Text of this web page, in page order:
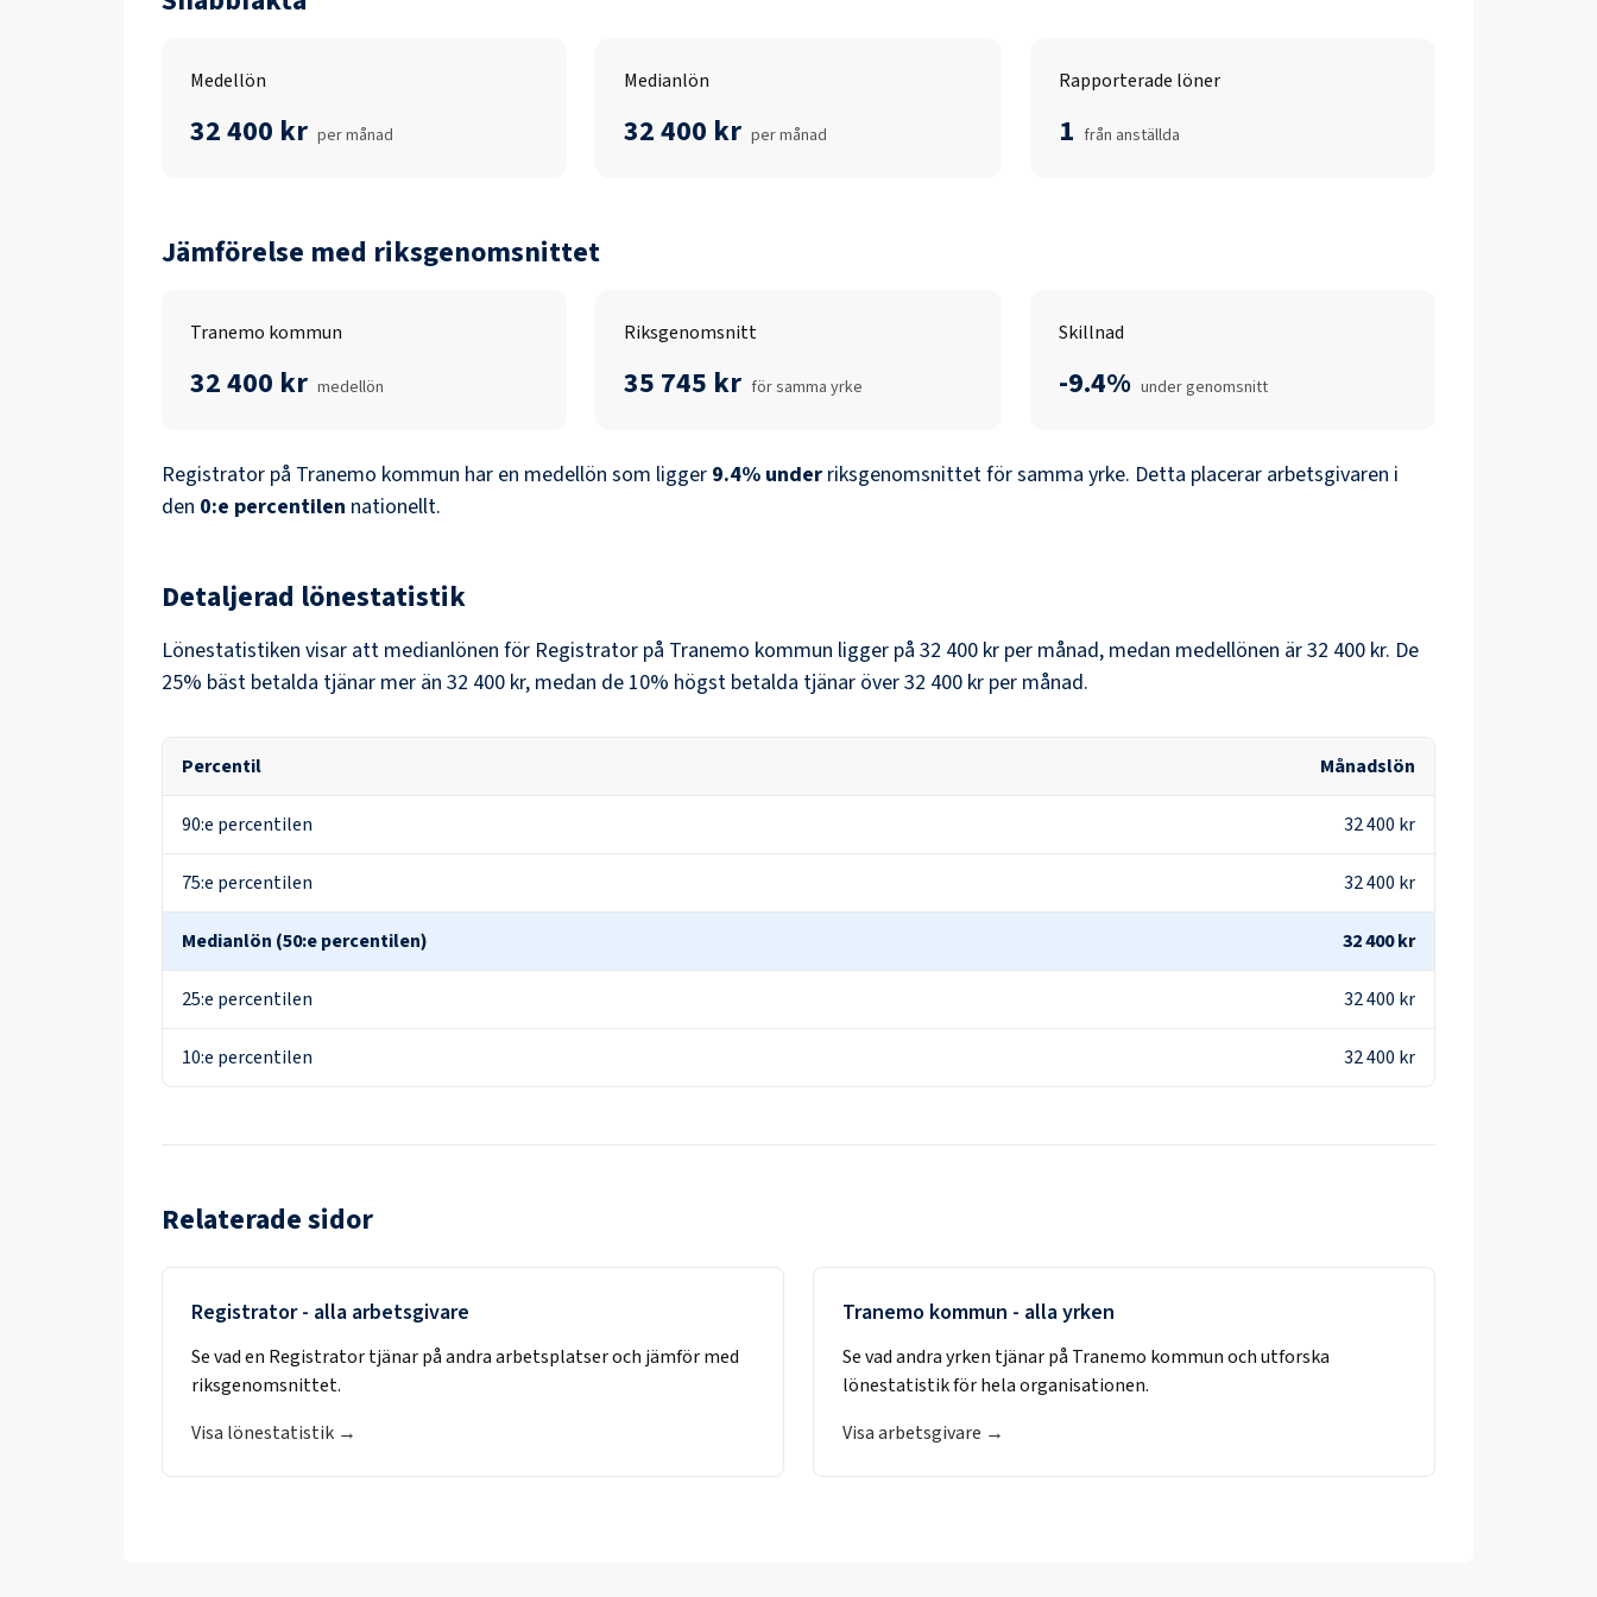
Medellön
32 400 kr per månad
Medianlön
32 400 kr per månad
Rapporterade löner
1 från anställda
Jämförelse med riksgenomsnittet
Tranemo kommun
32 400 kr medellön
Riksgenomsnitt
35 745 kr för samma yrke
Skillnad
-9.4% under genomsnitt
Registrator på Tranemo kommun har en medellön som ligger 9.4% under riksgenomsnittet för samma yrke. Detta placerar arbetsgivaren i
den 0:e percentilen nationellt.
Detaljerad lönestatistik
Lönestatistiken visar att medianlönen för Registrator på Tranemo kommun ligger på 32 400 kr per månad, medan medellönen är32 400 kr. De
25% bäst betalda tjänar mer än 32 400 kr, medan de 10% högst betalda tjänar över32 400 kr per månad.
Percentil Månadslön
90:e percentilen 32 400 kr
75:e percentilen 32 400 kr
Medianlön (50:e percentilen) 32 400 kr
25:e percentilen 32 400 kr
10:e percentilen 32 400 kr
Relaterade sidor
Registrator- alla arbetsgivare
Se vad en Registratortjänar på andra arbetsplatser och jämför med
riksgenomsnittet.
Visa lönestatistik →
Tranemo kommun - alla yrken
Se vad andra yrken tjänar på Tranemo kommunoch utforska
lönestatistik för hela organisationen.
Visa arbetsgivare →